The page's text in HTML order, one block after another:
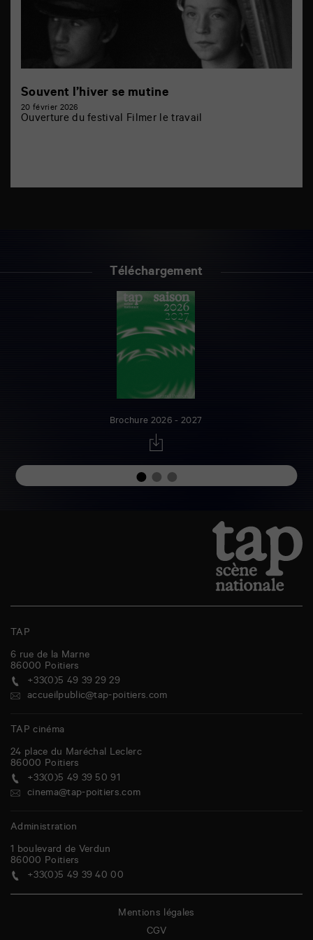
Souvent l’hiver se mutine
20 février 2026
Ouverture du festival Filmer le travail
Téléchargement
Brochure 2026 - 2027
TAP
6 rue de la Marne
86000 Poitiers
+33(0)5 49 39 29 29
accueilpublic@tap-poitiers.com
TAP cinéma
24 place du Maréchal Leclerc
86000 Poitiers
+33(0)5 49 39 50 91
cinema@tap-poitiers.com
Administration
1 boulevard de Verdun
86000 Poitiers
+33(0)5 49 39 40 00
Mentions légales
CGV